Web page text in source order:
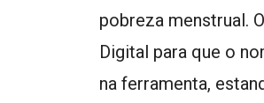
pobreza menstrual. O
Digital para que o
na ferramenta,